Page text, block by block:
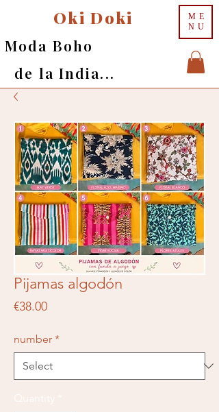
ME
NU
Oki Doki
Moda Boho
de la India...
Pijamas algodón
€38.00Price
number *